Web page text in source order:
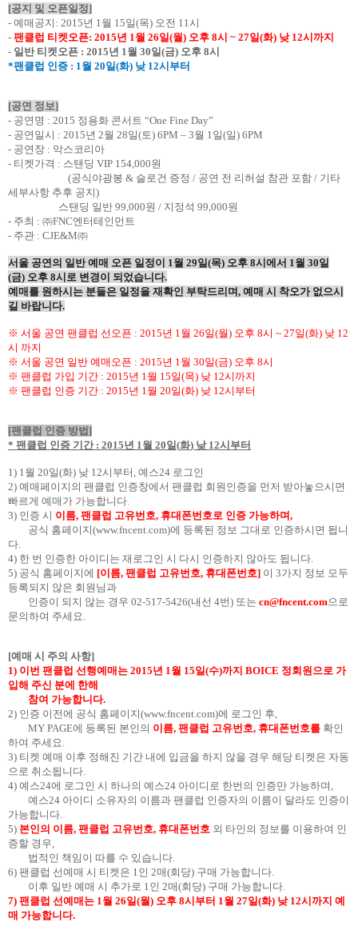
[공지 및 오픈일정]
- 예매공지 : 2015년 1월 15일(목) 오전 11시
- 팬클럽 티켓오픈: 2015년 1월 26일(월) 오후 8시 ~ 27일(화) 낮12시까지
- 일반 티켓오픈 : 2015년 1월 30일(금) 오후 8시
*팬클럽 인증 : 1월 20일(화) 낮12시부터
[공연 정보]
- 공연명 : 2015 정용화 콘서트 “One Fine Day”
- 공연일시 : 2015년 2월 28일(토) 6PM – 3월 1일(일) 6PM
- 공연장 : 악스코리아
- 티켓가격 : 스탠딩 VIP 154,000원
(공식야광봉 & 슬로건 증정 / 공연 전 리허설 참관 포함 / 기타
세부사항 추후 공지)
스탠딩 일반99,000원 / 지정석 99,000원
- 주최 : ㈜FNC엔터테인먼트
- 주관 : CJE&M㈜
서울 공연의 일반 예매 오픈 일정이 1월 29일(목) 오후 8시에서 1월 30일
(금) 오후 8시로 변경이 되었습니다.
예매를 원하시는 분들은 일정을 재확인 부탁드리며 , 예매 시 착오가 없으시
길 바랍니다.
※ 서울 공연 팬클럽 선오픈 : 2015년 1월 26일(월) 오후 8시 ~ 27일(화) 낮 12
시 까지
※ 서울 공연 일반 예매오픈 : 2015년 1월 30일(금) 오후 8시
※ 팬클럽 가입 기간 : 2015년 1월 15일(목) 낮 12시까지
※ 팬클럽 인증 기간 : 2015년 1월 20일(화) 낮 12시부터
[팬클럽 인증 방법 ]
* 팬클럽 인증 기간: 2015년 1월 20일(화) 낮12시부터
1) 1월 20일(화) 낮 12시부터 , 예스24 로그인
2) 예매페이지의 팬클럽 인증창에서 팬클럽 회원인증을 먼저 받아놓으시면
빠르게 예매가 가능합니다.
3) 인증 시 이름, 팬클럽 고유번호, 휴대폰번호로 인증 가능하며 ,
공식 홈페이지(www.fncent.com)에 등록된 정보 그대로 인증하시면 됩니
다.
4) 한 번 인증한 아이디는 재로그인 시 다시 인증하지 않아도 됩니다.
5) 공식 홈페이지에 [이름, 팬클럽 고유번호, 휴대폰번호] 이 3가지 정보 모두
등록되지 않은 회원님과
인증이 되지 않는 경우 02-517-5426(내선 4번) 또는 cn@fncent.com으로
문의하여 주세요.
[예매 시 주의 사항]
1) 이번 팬클럽 선행예매는 2015년 1월 15일(수)까지 BOICE 정회원으로 가
입해 주신 분에 한해
참여 가능합니다.
2) 인증 이전에 공식 홈페이지(www.fncent.com)에 로그인 후,
MY PAGE에 등록된 본인의 이름,팬클럽 고유번호, 휴대폰번호를 확인
하여 주세요.
3) 티켓 예매 이후 정해진 기간 내에 입금을 하지 않을 경우 해당 티켓은 자동
으로 취소됩니다.
4) 예스24에 로그인 시 하나의 예스24 아이디로 한번의 인증만 가능하며 ,
예스24 아이디 소유자의 이름과 팬클럽 인증자의 이름이 달라도 인증이
가능합니다.
5) 본인의 이름, 팬클럽 고유번호, 휴대폰번호 외 타인의 정보를 이용하여 인
증할 경우,
법적인 책임이 따를 수 있습니다.
6) 팬클럽 선예매 시 티켓은 1인 2매(회당) 구매 가능합니다.
이후 일반 예매 시 추가로 1인 2매(회당) 구매 가능합니다.
7) 팬클럽 선예매는 1월 26일(월) 오후 8시부터 1월 27일(화) 낮12시까지 예
매 가능합니다.